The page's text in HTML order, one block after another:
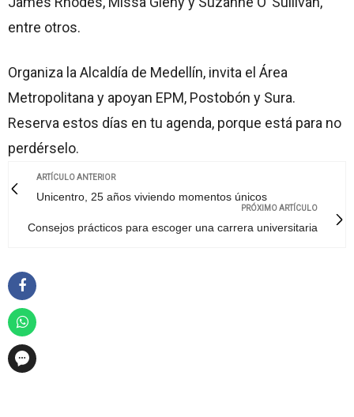
entre otros.
Organiza la Alcaldía de Medellín, invita el Área
Metropolitana y apoyan EPM, Postobón y Sura.
Reserva estos días en tu agenda, porque está para no
perdérselo.
ARTÍCULO ANTERIOR
Unicentro, 25 años viviendo momentos únicos
PRÓXIMO ARTÍCULO
Consejos prácticos para escoger una carrera universitaria